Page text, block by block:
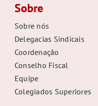
Sobre
Sobre nós
Delegacias Sindicais
Coordenação
Conselho Fiscal
Equipe
Colegiados Superiores